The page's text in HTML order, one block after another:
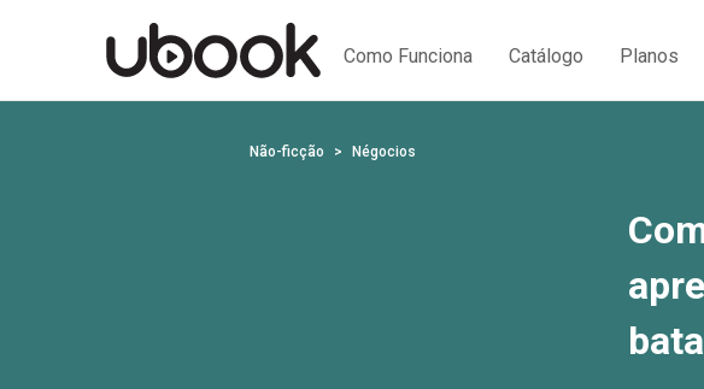
Como Funciona Catálogo Planos
Não-ficção Négocios